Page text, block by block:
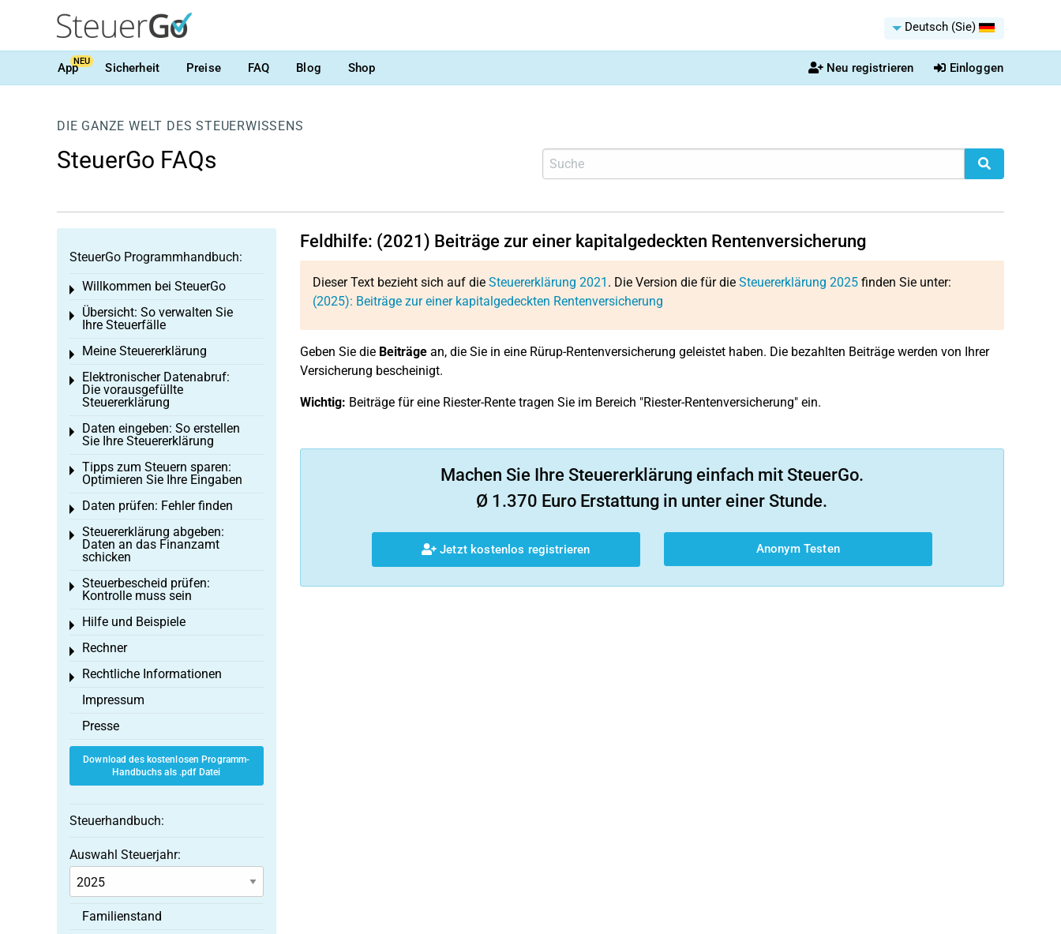
Deutsch (Sie)
AppNEU Sicherheit Preise FAQ Blog Shop Neu registrieren Einloggen
DIE GANZE WELT DES STEUERWISSENS
SteuerGo FAQs
Feldhilfe: (2021) Beiträge zur einer kapitalgedeckten Rentenversicherung
Dieser Text bezieht sich auf die Steuererklärung 2021 . Die Version die für die Steuererklärung 2025finden Sie unter:
(2025): Beiträge zur einer kapitalgedeckten Rentenversicherung
Geben Sie die Beiträgean, die Sie in eine Rürup-Rentenversicherung geleistet haben. Die bezahlten Beiträge werden von Ihrer
Versicherung bescheinigt.
Wichtig: Beiträge für eine Riester-Rente tragen Sie im Bereich "Riester-Rentenversicherung" ein.
Machen Sie Ihre Steuererklärung einfach mit SteuerGo.
Ø 1.370 Euro Erstattung in unter einer Stunde.
Jetzt kostenlos registrieren Anonym Testen
SteuerGo Programmhandbuch:
Willkommen bei SteuerGo
Toggle menu
Übersicht: So verwalten Sie
Ihre Steuerfälle
Toggle menu
Meine Steuererklärung
Toggle menu
Elektronischer Datenabruf:
Die vorausgefüllte
Steuererklärung
Toggle menu
Daten eingeben: So erstellen
Sie Ihre Steuererklärung
Toggle menu
Tipps zum Steuern sparen:
Optimieren Sie Ihre Eingaben
Toggle menu
Daten prüfen: Fehler finden
Toggle menu
Steuererklärung abgeben:
Daten an das Finanzamt
schicken
Toggle menu
Steuerbescheid prüfen:
Kontrolle muss sein
Toggle menu
Hilfe und Beispiele
Toggle menu
Rechner
Toggle menu
Rechtliche Informationen
Toggle menu
Impressum
Presse
Download des kostenlosen Programm-
Handbuchs als .pdf Datei
Steuerhandbuch:
Auswahl Steuerjahr:
Familienstand